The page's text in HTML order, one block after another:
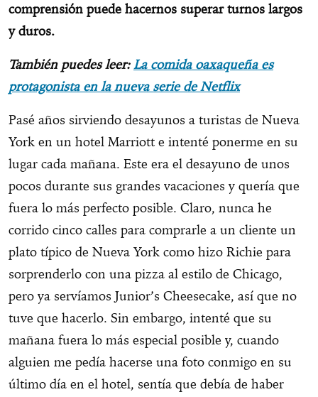
comprensión puede hacernos superar turnos largos
y duros.
También puedes leer:La comida oaxaqueña es
protagonista en la nueva serie de Netflix
Pasé años sirviendo desayunos a turistas de Nueva
York en un hotel Marriott e intenté ponerme en su
lugar cada mañana. Este era el desayuno de unos
pocos durante sus grandes vacaciones y quería que
fuera lo más perfecto posible. Claro, nunca he
corrido cinco calles para comprarle a un cliente un
plato típico de Nueva York como hizo Richie para
sorprenderlo con una pizza al estilo de Chicago,
pero ya servíamos Junior’s Cheesecake, así que no
tuve que hacerlo. Sin embargo, intenté que su
mañana fuera lo más especial posible y, cuando
alguien me pedía hacerse una foto conmigo en su
último día en el hotel, sentía que debía de haber